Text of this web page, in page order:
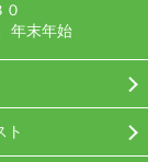
０
年末年始
ト